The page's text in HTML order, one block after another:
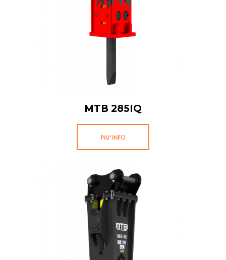
MTB 285IQ
PIU' INFO